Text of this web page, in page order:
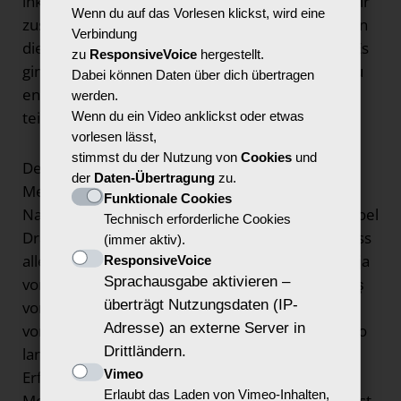
zusammenleben?“ war eine zentrale Frage, die an
diesem Tag immer wieder aufgeworfen wurde. Es
ging darum, ein gesellschaftliches Miteinander zu
entwerfen, in dem jeder Mensch gleichermaßen
teilhaben kann.
Den Anfang machte ein Panel-Talk, indem junge
Menschen, darunter Aktivistin und Journalistin
Natalie Dedreux oder der parteipolitisch Aktive Joel
Dralus erklärten, wie sie sich dafür einsetzen, dass
alle Menschen gut zusammenleben können. Tanja
vom inklusiven Brühler Rollstuhl-Basketball, Bariş
von der InitiativeGaming ohne Grenzenund Jessi
vom inklusiven Theater-Ensemble „Perfekt ist soo
langweilig“ berichteten zudem über ihre
Erfahrungen in Kunst, Kultur und Sport. „Jeder
Wenn du auf das Vorlesen klickst, wird eine
Verbindung
zu ResponsiveVoicehergestellt.
Dabei können Daten über dich übertragen
werden.
Wenn du ein Video anklickst oder etwas
vorlesen lässt,
stimmst du der Nutzung von Cookiesund
der Daten-Übertragungzu.
Funktionale Cookies
Technisch erforderliche Cookies
(immer aktiv).
ResponsiveVoice
Sprachausgabe aktivieren –
überträgt Nutzungsdaten (IP-
Adresse) an externe Server in
Drittländern.
Vimeo
Erlaubt das Laden von Vimeo-Inhalten,